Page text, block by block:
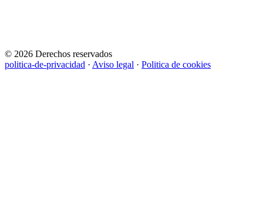
© 2026 Derechos reservados
politica-de-privacidad · Aviso legal · Politica de cookies